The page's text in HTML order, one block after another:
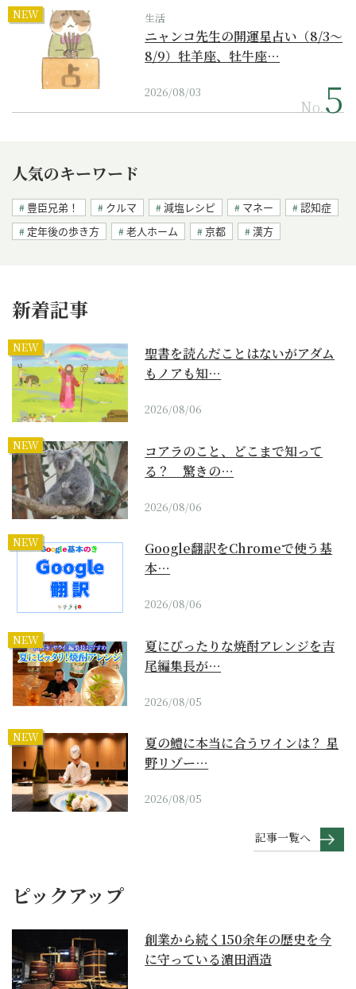
NEW 生活
ニャンコ先生の開運星占い（8/3～
8/9）牡羊座、牡牛座…
2026/08/03
No.
人気のキーワード
豊臣兄弟！ クルマ 減塩レシピ マネー
認知症
定年後の歩き方
老人ホーム 京都 漢方
新着記事
NEW
聖書を読んだことはないがアダム
もノアも知…
2026/08/06
NEW
コアラのこと、どこまで知って
る？ 驚きの…
2026/08/06
NEW
Google翻訳をChromeで使う基
本…
2026/08/06
NEW
夏にぴったりな焼酎アレンジを吉
尾編集長が…
2026/08/05
NEW
夏の鱧に本当に合うワインは？ 星
野リゾー…
2026/08/05
記事一覧へ
ピックアップ
創業から続く150余年の歴史を今
に守っている濵田酒造